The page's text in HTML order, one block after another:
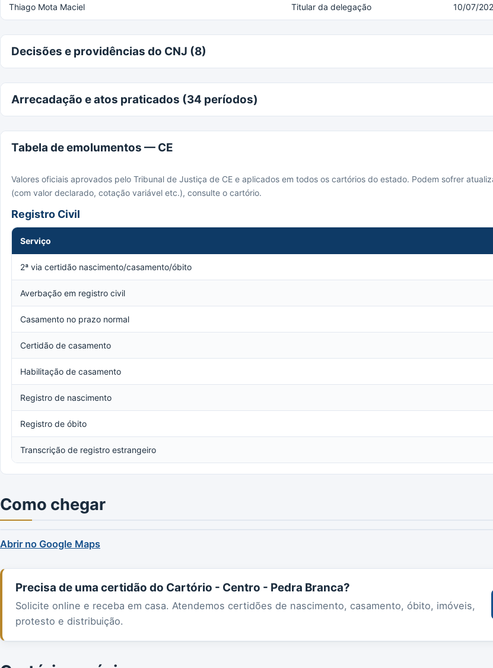
Thiago Mota Maciel Titular da delegação 10/07/
Decisões e providências do CNJ (8)
Arrecadação e atos praticados (34 períodos)
Tabela de emolumentos — CE
Valores oficiais aprovados pelo Tribunal de Justiça de CE e aplicados em todos os cartórios do estado. Podem sofrer
(com valor declarado, cotação variável etc.), consulte o cartório.
Registro Civil
Serviço
2ª via certidão nascimento/casamento/óbito
Averbação em registro civil
Casamento no prazo normal
Certidão de casamento
Habilitação de casamento
Registro de nascimento
Registro de óbito
Transcrição de registro estrangeiro
Como chegar
Abrir no Google Maps
Precisa de uma certidão do Cartório - Centro - Pedra Branca?
Solicite online e receba em casa. Atendemos certidões de nascimento, casamento, óbito, imóveis,
protesto e distribuição.